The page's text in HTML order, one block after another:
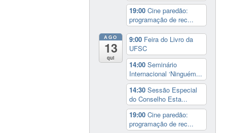
19:00Cine paredão:
programação de rec...
AGO
13
qui
9:00 Feira do Livro da
UFSC
14:00Seminário
Internacional ‘Ninguém...
14:30Sessão Especial
do Conselho Esta...
19:00Cine paredão:
programação de rec...